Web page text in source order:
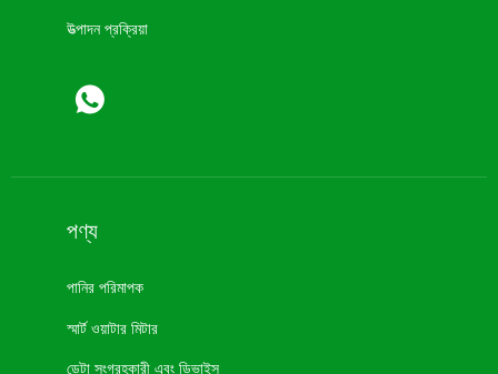
উত্পাদন প্রক্রিয়া
পণ্য
পানির পরিমাপক
স্মার্ট ওয়াটার মিটার
ডেটা সংগ্রহকারী এবং ডিভাইস